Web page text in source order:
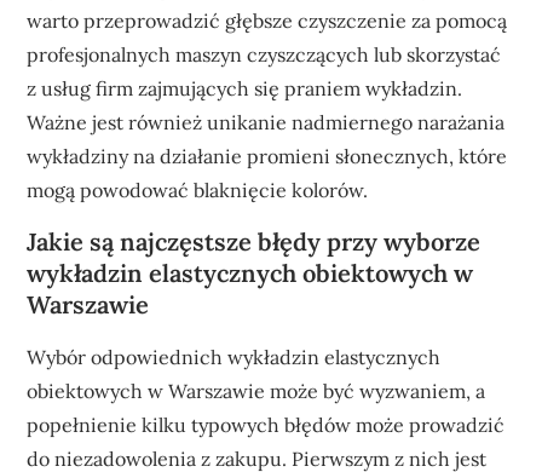
warto przeprowadzić głębsze czyszczenie za pomocą
profesjonalnych maszyn czyszczących lub skorzystać
z usług firm zajmujących się praniem wykładzin.
Ważne jest również unikanie nadmiernego narażania
wykładziny na działanie promieni słonecznych, które
mogą powodować blaknięcie kolorów.
Jakie są najczęstsze błędy przy wyborze
wykładzin elastycznych obiektowych w
Warszawie
Wybór odpowiednich wykładzin elastycznych
obiektowych w Warszawie może być wyzwaniem, a
popełnienie kilku typowych błędów może prowadzić
do niezadowolenia z zakupu. Pierwszym z nich jest